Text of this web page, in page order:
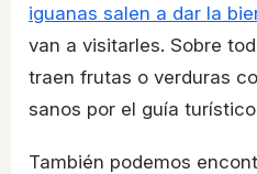
iguanas salen a dar la
van a visitarles. Sobre
traen frutas o verduras
sanos por el guía
También podemos